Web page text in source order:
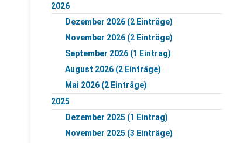
2026
Dezember 2026 (2 Einträge)
November 2026 (2 Einträge)
September 2026 (1 Eintrag)
August 2026 (2 Einträge)
Mai 2026 (2 Einträge)
2025
Dezember 2025 (1 Eintrag)
November 2025 (3 Einträge)